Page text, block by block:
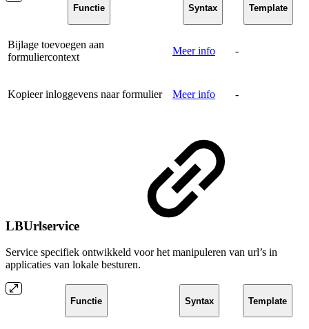
Functie Syntax Template
Bijlage toevoegen aan
formuliercontext
Meer info -
Kopieer inloggevens naar formulier Meer info -
LBUrlservice
Service specifiek ontwikkeld voor het manipuleren van url’s in
applicaties van lokale besturen.
Functie Syntax Template